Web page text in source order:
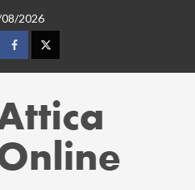
2026
FacebookTwitter